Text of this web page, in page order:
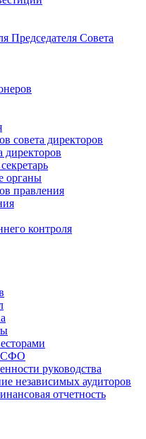
Председателя Совета
совета директоров
директоров
органы
правления
контроля
руководства
независимых аудиторов
отчетность